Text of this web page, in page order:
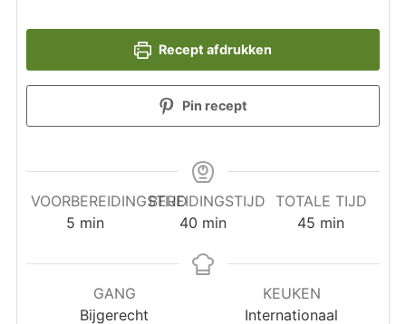
Recept afdrukken
Pin recept
VOORBEREIDINGSTIJD
5minuten
min
BEREIDINGSTIJD
40 minuten
min
TOTALE TIJD
45 minuten
min
GANG
Bijgerecht
KEUKEN
Internationaal